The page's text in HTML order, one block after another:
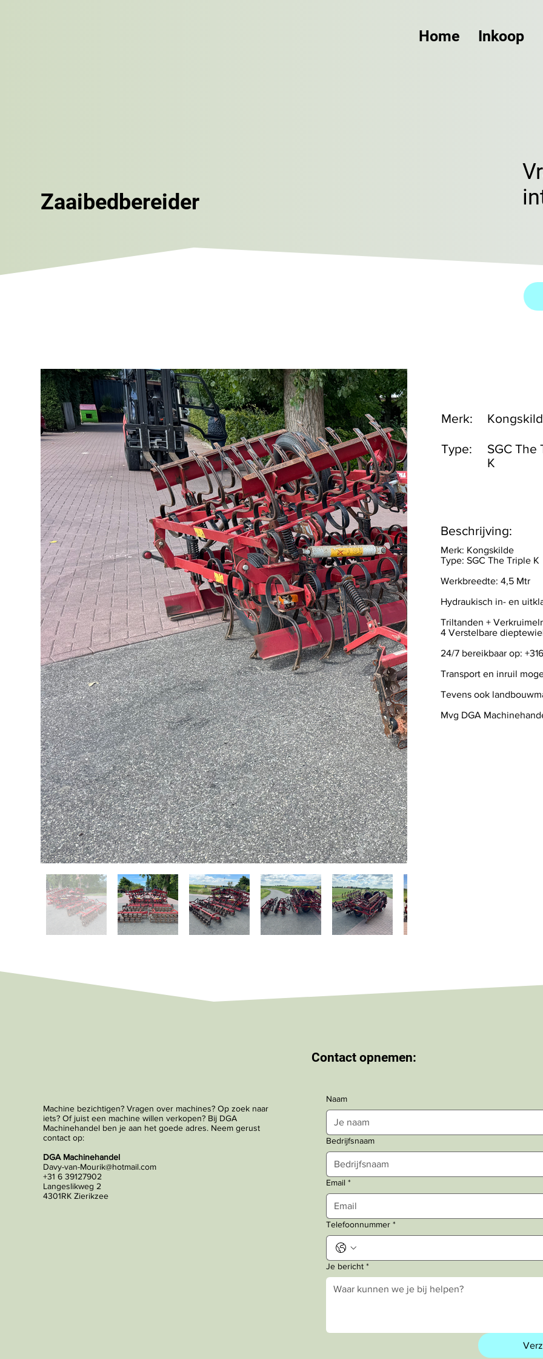
Home Inkoop
SGC The
K
Type:
Merk:
Beschrijving:
Merk: Kongskilde
Type: SGC The Triple K
Werkbreedte: 4,5 Mtr
Hydraukisch in- en
Triltanden +
4 Verstelbare
24/7 bereikbaar op:
Transport en inruil
Tevens ook
Mvg DGA
Zaaibedbereider
Contact opnemen:
Naam
Bedrijfsnaam
Email *
Telefoonnummer *
Je bericht *
Machine bezichtigen? Vragen over machines? Op zoek naar
iets? Of juist een machine willen verkopen? Bij DGA
Machinehandel ben je aan het goede adres. Neem gerust
contact op:
DGA Machinehandel
Davy-van-Mourik@hotmail.com
+31 6 39127902
Langeslikweg 2
4301RK Zierikzee